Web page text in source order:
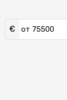
€ от